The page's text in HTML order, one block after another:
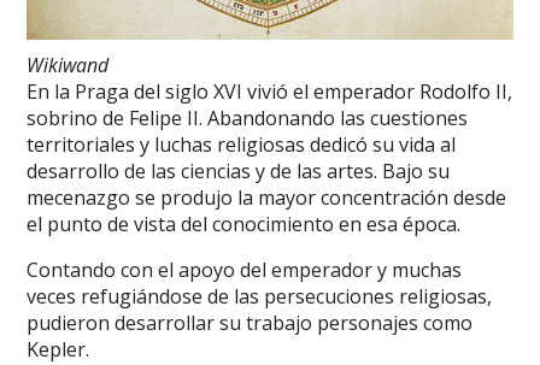
Wikiwand
En la Praga del siglo XVI vivió el emperador Rodolfo II,
sobrino de Felipe II. Abandonando las cuestiones
territoriales y luchas religiosas dedicó su vida al
desarrollo de las ciencias y de las artes. Bajo su
mecenazgo se produjo la mayor concentración desde
el punto de vista del conocimiento en esa época.
Contando con el apoyo del emperador y muchas
veces refugiándose de las persecuciones religiosas,
pudieron desarrollar su trabajo personajes como
Kepler.